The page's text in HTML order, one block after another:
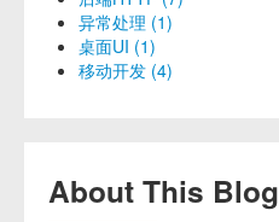
异常处理 (1)
桌面UI (1)
移动开发 (4)
About This Blog